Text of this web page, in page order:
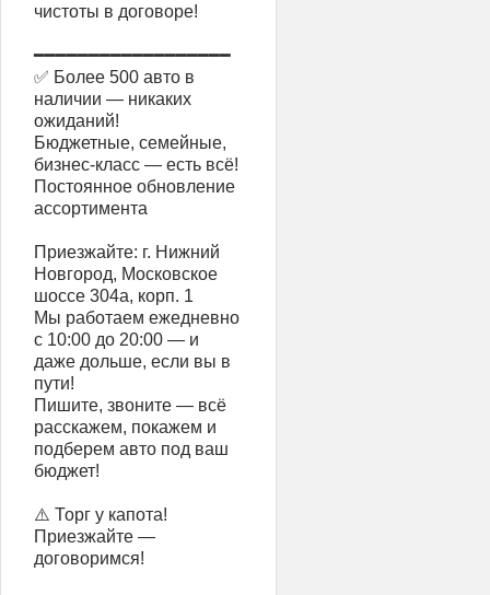
чистоты в договоре!
━━━━━━━━━━━━━━━━━━
✅ Более 500 авто в
наличии — никаких
ожиданий!
Бюджетные, семейные,
бизнес-класс — есть всё!
Постоянное обновление
ассортимента
Приезжайте: г. Нижний
Новгород, Московское
шоссе 304а, корп. 1
Мы работаем ежедневно
с 10:00 до 20:00 — и
даже дольше, если вы в
пути!
Пишите, звоните — всё
расскажем, покажем и
подберем авто под ваш
бюджет!
⚠️ Торг у капота!
Приезжайте —
договоримся!